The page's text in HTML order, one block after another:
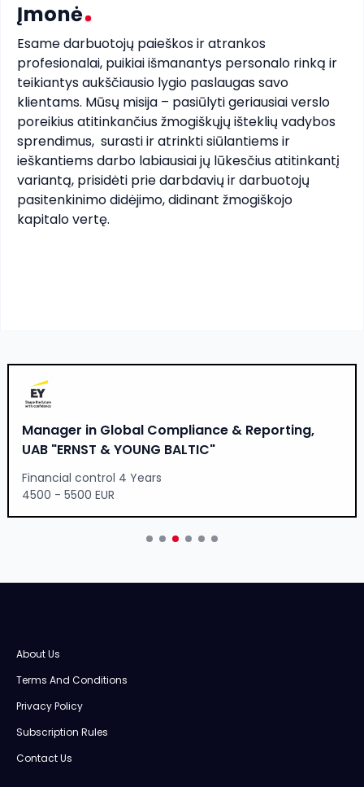
Įmonė
Esame darbuotojų paieškos ir atrankos
profesionalai, puikiai išmanantys personalo rinką ir
teikiantys aukščiausio lygio paslaugas savo
klientams. Mūsų misija – pasiūlyti geriausiai verslo
poreikius atitinkančius žmogiškųjų išteklių vadybos
sprendimus,  surasti ir atrinkti siūlantiems ir
ieškantiems darbo labiausiai jų lūkesčius atitinkantį
variantą, prisidėti prie darbdavių ir darbuotojų
pasitenkinimo didėjimo, didinant žmogiškojo
kapitalo vertę.
Manager in Global Compliance & Reporting,
UAB "ERNST & YOUNG BALTIC"
Financial control 4 Years
4500 - 5500 EUR
About Us
Terms And Conditions
Privacy Policy
Subscription Rules
Contact Us